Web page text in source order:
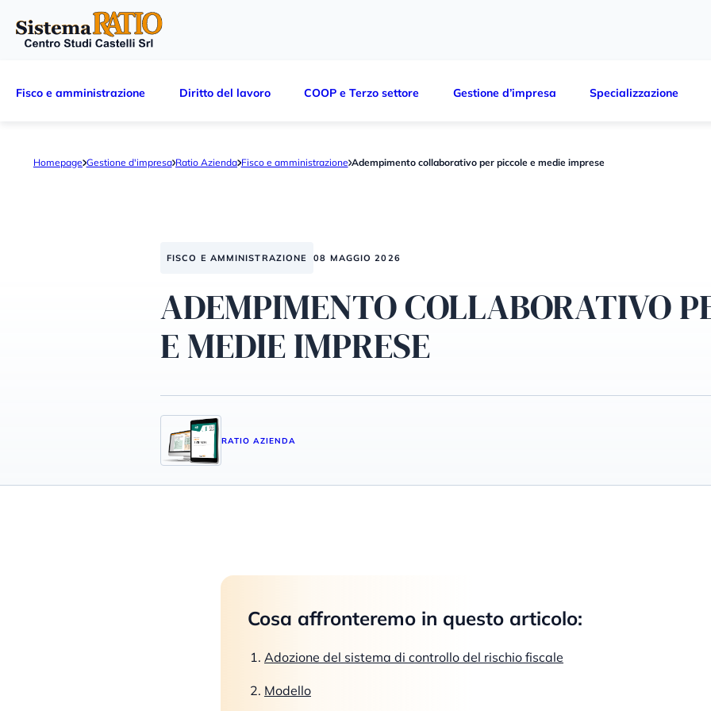
Fisco e amministrazione Diritto del lavoro COOP e Terzo settore Gestione d’impresa Specializzazione
Homepage Gestione d'impresa Ratio Azienda Fisco e amministrazione Adempimento collaborativo per piccole e medie imprese
FISCO E AMMINISTRAZIONE 08 MAGGIO 2026
ADEMPIMENTO COLLABORATIVO
E MEDIE IMPRESE
RATIO AZIENDA
Cosa affronteremo in questo articolo:
Adozione del sistema di controllo del rischio fiscale
Modello